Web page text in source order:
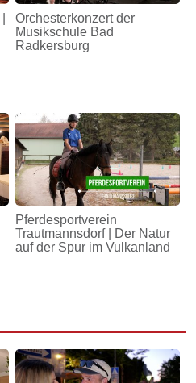
Orchesterkonzert der
Musikschule Bad
Radkersburg
Pferdesportverein
Trautmannsdorf | Der Natur
auf der Spur im Vulkanland